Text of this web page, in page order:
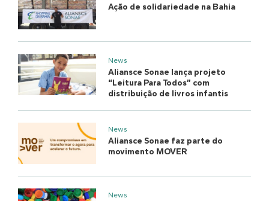
Ação de solidariedade na Bahia
News
Aliansce Sonae lança projeto
“Leitura Para Todos” com
distribuição de livros infantis
News
Aliansce Sonae faz parte do
movimento MOVER
News